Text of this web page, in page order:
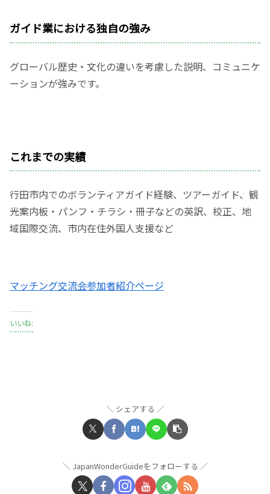
ガイド業における独自の強み
グローバル歴史・文化の違いを考慮した説明、コミュニケ
ーションが強みです。
これまでの実績
行田市内でのボランティアガイド経験、ツアーガイド、観
光案内板・パンフ・チラシ・冊子などの英訳、校正、地
域国際交流、市内在住外国人支援など
マッチング交流会参加者紹介ページ
いいね:
シェアする
JapanWonderGuideをフォローする